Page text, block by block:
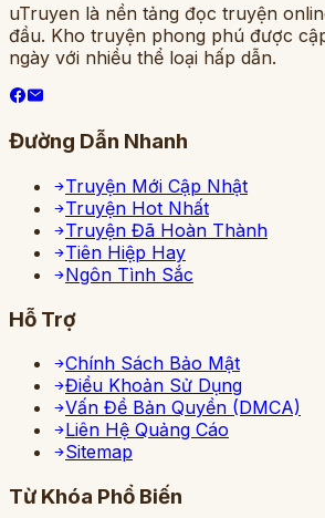
uTruyen là nền tảng đọc truyện
đầu. Kho truyện phong phú được
ngày với nhiều thể loại hấp dẫn.
Đường Dẫn Nhanh
Truyện Mới Cập Nhật
Truyện Hot Nhất
Truyện Đã Hoàn Thành
Tiên Hiệp Hay
Ngôn Tình Sắc
Hỗ Trợ
Chính Sách Bảo Mật
Điều Khoản Sử Dụng
Vấn Đề Bản Quyền (DMCA)
Liên Hệ Quảng Cáo
Sitemap
Từ Khóa Phổ Biến